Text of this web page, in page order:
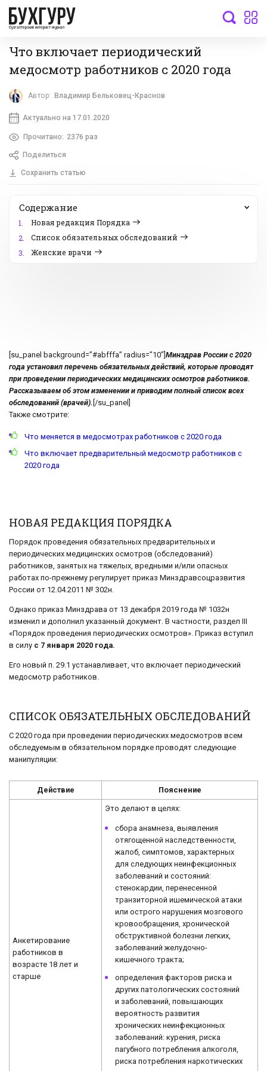
бухгалтерский интернет-журнал
Что включает периодический
медосмотр работников с 2020 года
Автор: Владимир Бельковец-Краснов
Актуально на 17.01.2020
Прочитано: 2376 раз
Поделиться
Сохранить статью
Содержание
1.
Новая редакция Порядка
2.
Список обязательных обследований
3.
Женские врачи
[su_panel background=”#abfffa” radius=”10″] Минздрав России с 2020
года установил перечень обязательных действий, которые проводят
при проведении периодических медицинских осмотров работников.
Рассказываем об этом изменении и приводим полный список всех
обследований (врачей). [/su_panel]
Также смотрите:
Что меняется в медосмотрах работников с 2020 года
Что включает предварительный медосмотр работников с
2020 года
НОВАЯ РЕДАКЦИЯ ПОРЯДКА
Порядок проведения обязательных предварительных и
периодических медицинских осмотров (обследований)
работников, занятых на тяжелых, вредными и/или опасных
работах по-прежнему регулирует приказ Минздравсоцразвития
России от 12.04.2011 № 302н.
Однако приказ Минздрава от 13 декабря 2019 года № 1032н
изменил и дополнил указанный документ. В частности, раздел III
«Порядок проведения периодических осмотров». Приказ вступил
в силу с 7 января 2020 года.
Его новый п. 29.1 устанавливает, что включает периодический
медосмотр работников.
СПИСОК ОБЯЗАТЕЛЬНЫХ ОБСЛЕДОВАНИЙ
С 2020 года при проведении периодических медосмотров всем
обследуемым в обязательном порядке проводят следующие
манипуляции:
Действие Пояснение
Анкетирование
работников в
возрасте 18 лет и
старше
Это делают в целях:
сбора анамнеза, выявления
отягощенной наследственности,
жалоб, симптомов, характерных
для следующих неинфекционных
заболеваний и состояний:
стенокардии, перенесенной
транзиторной ишемической атаки
или острого нарушения мозгового
кровообращения, хронической
обструктивной болезни легких,
заболеваний желудочно-
кишечного тракта;
определения факторов риска и
других патологических состояний
и заболеваний, повышающих
вероятность развития
хронических неинфекционных
заболеваний: курения, риска
пагубного потребления алкоголя,
риска потребления наркотических